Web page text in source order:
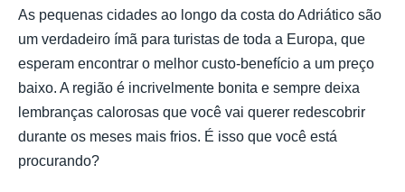
As pequenas cidades ao longo da costa do Adriático são
um verdadeiro ímã para turistas de toda a Europa, que
esperam encontrar o melhor custo-benefício a um preço
baixo. A região é incrivelmente bonita e sempre deixa
lembranças calorosas que você vai querer redescobrir
durante os meses mais frios. É isso que você está
procurando?